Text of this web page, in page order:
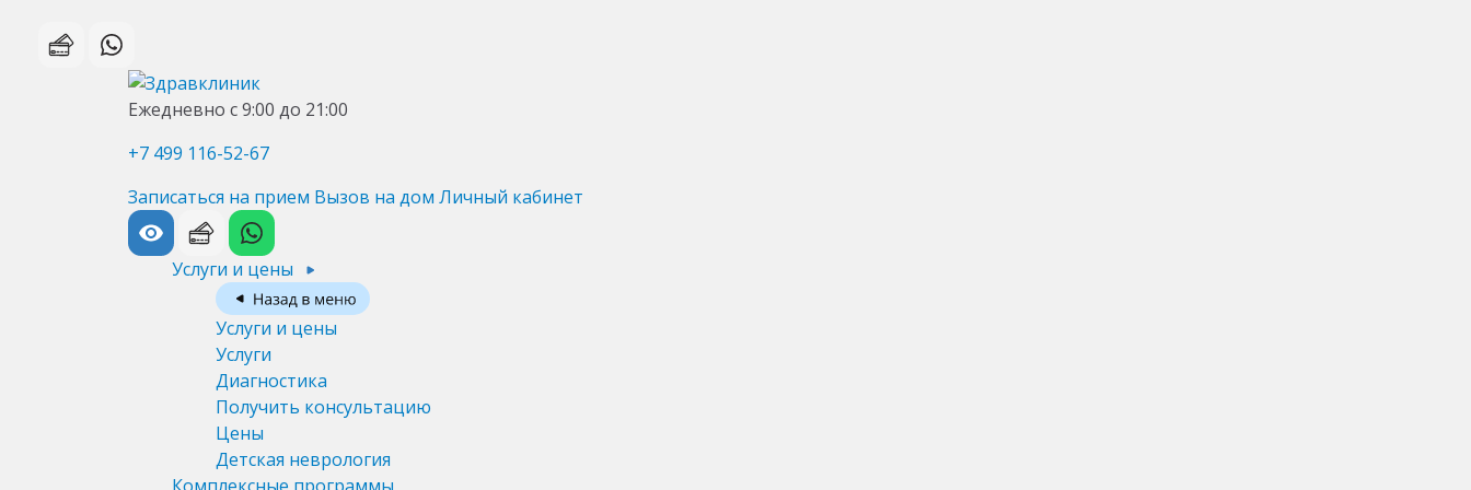
Ежедневно с 9:00 до 21:00
+7 499 116-52-67
Записаться на прием Вызов на дом Личный кабинет
Услуги и цены
Услуги и цены
Услуги
Диагностика
Получить консультацию
Цены
Детская неврология